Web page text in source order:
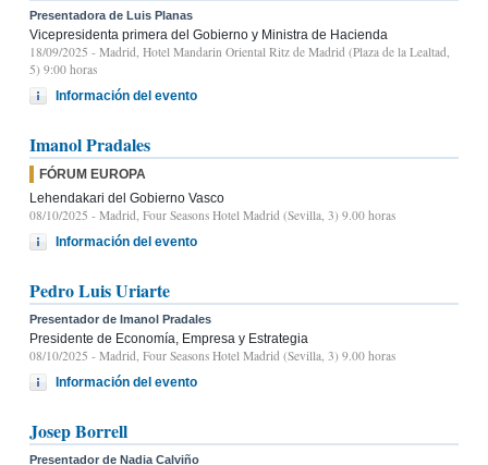
Presentadora de Luis Planas
Vicepresidenta primera del Gobierno y Ministra de Hacienda
18/09/2025 - Madrid, Hotel Mandarin Oriental Ritz de Madrid (Plaza de la Lealtad,
5) 9:00 horas
Información del evento
Imanol Pradales
FÓRUM EUROPA
Lehendakari del Gobierno Vasco
08/10/2025 - Madrid, Four Seasons Hotel Madrid (Sevilla, 3) 9.00 horas
Información del evento
Pedro Luis Uriarte
Presentador de Imanol Pradales
Presidente de Economía, Empresa y Estrategia
08/10/2025 - Madrid, Four Seasons Hotel Madrid (Sevilla, 3) 9.00 horas
Información del evento
Josep Borrell
Presentador de Nadia Calviño